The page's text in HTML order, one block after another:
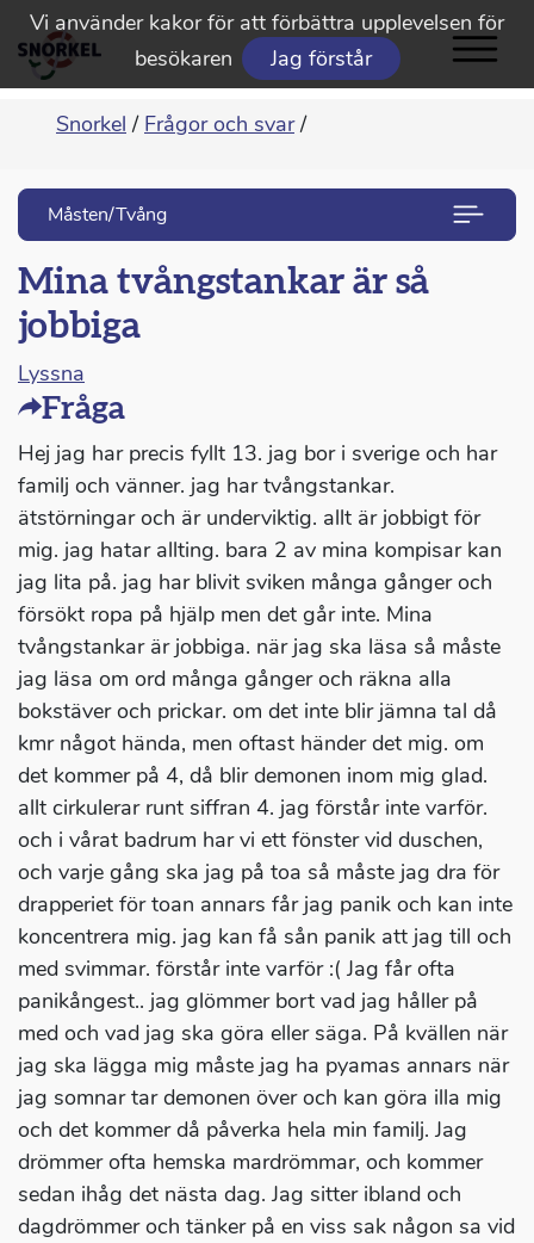
Vi använder kakor för att förbättra upplevelsen för
besökaren
Jag förstår
Snorkel / Frågor och svar /
Måsten/Tvång
Mina tvångstankar är så
jobbiga
Lyssna
Fråga
Hej jag har precis fyllt 13. jag bor i sverige och har
familj och vänner. jag har tvångstankar.
ätstörningar och är underviktig. allt är jobbigt för
mig. jag hatar allting. bara 2 av mina kompisar kan
jag lita på. jag har blivit sviken många gånger och
försökt ropa på hjälp men det går inte. Mina
tvångstankar är jobbiga. när jag ska läsa så måste
jag läsa om ord många gånger och räkna alla
bokstäver och prickar. om det inte blir jämna tal då
kmr något hända, men oftast händer det mig. om
det kommer på 4, då blir demonen inom mig glad.
allt cirkulerar runt siffran 4. jag förstår inte varför.
och i vårat badrum har vi ett fönster vid duschen,
och varje gång ska jag på toa så måste jag dra för
drapperiet för toan annars får jag panik och kan inte
koncentrera mig. jag kan få sån panik att jag till och
med svimmar. förstår inte varför :( Jag får ofta
panikångest.. jag glömmer bort vad jag håller på
med och vad jag ska göra eller säga. På kvällen när
jag ska lägga mig måste jag ha pyamas annars när
jag somnar tar demonen över och kan göra illa mig
och det kommer då påverka hela min familj. Jag
drömmer ofta hemska mardrömmar, och kommer
sedan ihåg det nästa dag. Jag sitter ibland och
dagdrömmer och tänker på en viss sak någon sa vid